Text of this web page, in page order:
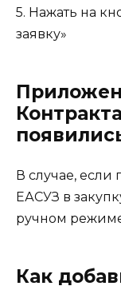
5. Нажать на
заявку»
В случае,
ЕАСУЗ в
ручном
Как